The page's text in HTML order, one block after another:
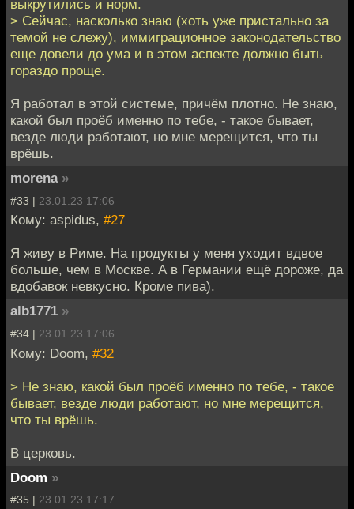
выкрутились и норм.
> Сейчас, насколько знаю (хоть уже пристально за
темой не слежу), иммиграционное законодательство
еще довели до ума и в этом аспекте должно быть
гораздо проще.
Я работал в этой системе, причём плотно. Не знаю,
какой был проёб именно по тебе, - такое бывает,
везде люди работают, но мне мерещится, что ты
врёшь.
morena »
#33 | 23.01.23 17:06
Кому: aspidus, #27
Я живу в Риме. На продукты у меня уходит вдвое
больше, чем в Москве. А в Германии ещё дороже, да
вдобавок невкусно. Кроме пива).
alb1771 »
#34 | 23.01.23 17:06
Кому: Doom, #32
> Не знаю, какой был проёб именно по тебе, - такое
бывает, везде люди работают, но мне мерещится,
что ты врёшь.
В церковь.
Doom »
#35 | 23.01.23 17:17